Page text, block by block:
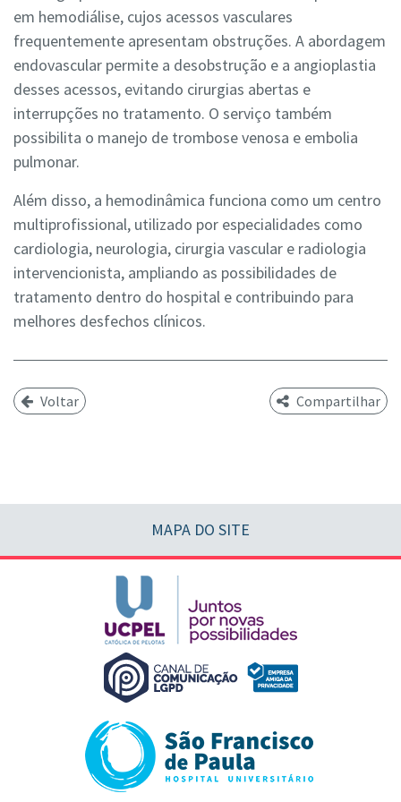
em hemodiálise, cujos acessos vasculares
frequentemente apresentam obstruções. A abordagem
endovascular permite a desobstrução e a angioplastia
desses acessos, evitando cirurgias abertas e
interrupções no tratamento. O serviço também
possibilita o manejo de trombose venosa e embolia
pulmonar.
Além disso, a hemodinâmica funciona como um centro
multiprofissional, utilizado por especialidades como
cardiologia, neurologia, cirurgia vascular e radiologia
intervencionista, ampliando as possibilidades de
tratamento dentro do hospital e contribuindo para
melhores desfechos clínicos.
Voltar Compartilhar
MAPA DO SITE